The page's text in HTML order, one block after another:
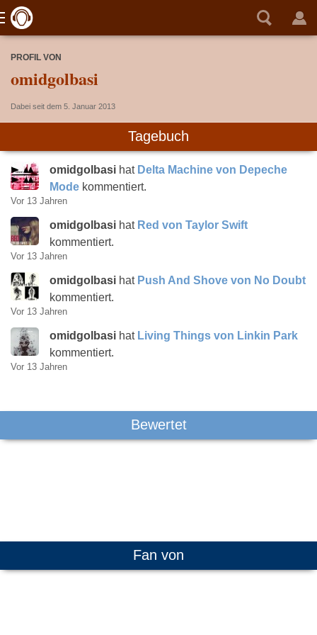
PROFIL VON
omidgolbasi
Dabei seit dem 5. Januar 2013
Tagebuch
omidgolbasi hat Delta Machine von Depeche
Mode kommentiert.
Vor 13 Jahren
omidgolbasi hat Red von Taylor Swift
kommentiert.
Vor 13 Jahren
omidgolbasi hat Push And Shove von No Doubt
kommentiert.
Vor 13 Jahren
omidgolbasi hat Living Things von Linkin Park
kommentiert.
Vor 13 Jahren
Bewertet
Fan von